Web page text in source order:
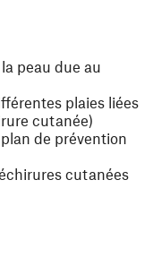
peau due au
plaies liées
cutanée)
de prévention
cutanées